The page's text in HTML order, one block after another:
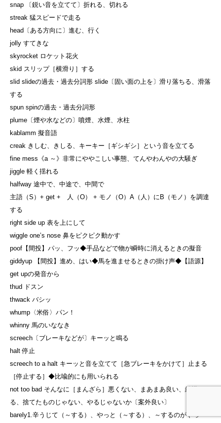
snap 〔鋭い音を立てて〕折れる、切れる
streak 猛スピードで走る
head〔ある方向に〕進む、行く
jolly すてきな
skyrocket ロケット花火
skid スリップ［横滑り］する
slid slideの過去・過去分詞形 slide〔固い面の上を〕滑り落ちる、滑落
する
spun spinの過去・過去分詞形
plume〔煙や水などの〕噴煙、水煙、水柱
kablamm 擬音語
creak きしむ、きしる、キーキー［ギシギシ］という音を立てる
fine mess《a ～》非常にややこしい事態、てんやわんやの大騒ぎ
jiggle 軽く揺れる
halfway 途中で、中途で、中間で
主語（S）+ get + 人（O） + モノ（O）A（人）にB（モノ）を調達
する
right side up 表を上にして
wiggle one’s nose 鼻をピクピク動かす
poof【間投】パッ、フッ◆手品などで物が瞬時に消えるときの擬音
giddyup 【間投】進め、はい◆馬を進ませるときの掛け声◆【語源】
get upの発音から
thud ドスン
thwack バシッ
whump〈米俗〉パン！
whinny 馬のいななき
screech〔ブレーキなどが〕キーッと鳴る
halt 停止
screech to a halt キーッと音を立てて［急ブレーキをかけて］止まる
［停止する］◆比喩的にも用いられる
not too bad そんなに［まんざら］悪くない、まあまあ良い、結構いけ
る、捨てたものじゃない、やるじゃないか〔案外良い〕
barely1.辛うじて（～する）、やっと（～する）、～するのがやっ